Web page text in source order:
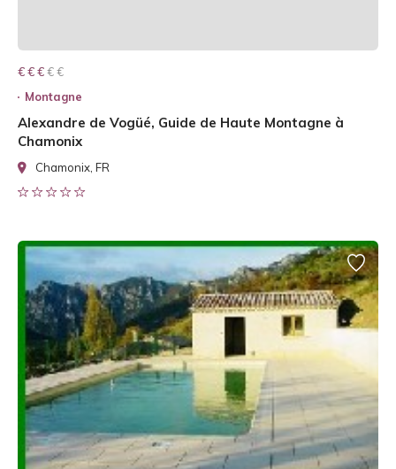
€ € € € €
€ € €
Montagne
Alexandre de Vogüé, Guide de Haute Montagne à
Chamonix
Chamonix, FR